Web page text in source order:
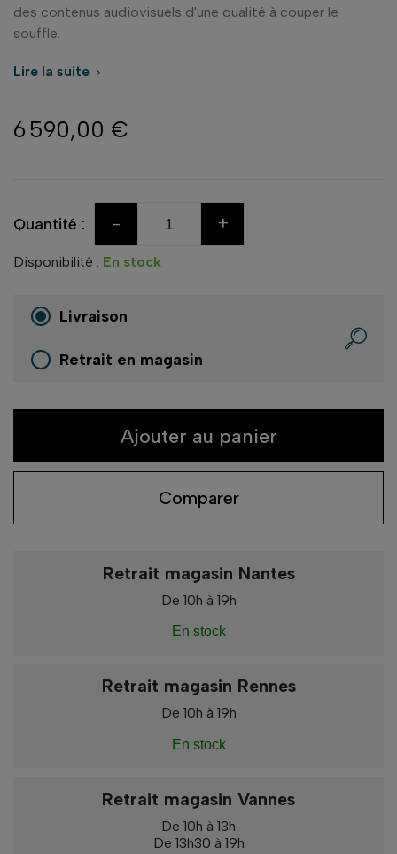
des contenus audiovisuels d'une qualité à couper le
souffle.
Lire la suite 
6 590,00 €
Quantité : - +
Disponibilité : En stock
Livraison
Retrait en magasin
Ajouter au panier
Comparer
Retrait magasin Nantes
De 10h à 19h
En stock
Retrait magasin Rennes
De 10h à 19h
En stock
Retrait magasin Vannes
De 10h à 13h
De 13h30 à 19h